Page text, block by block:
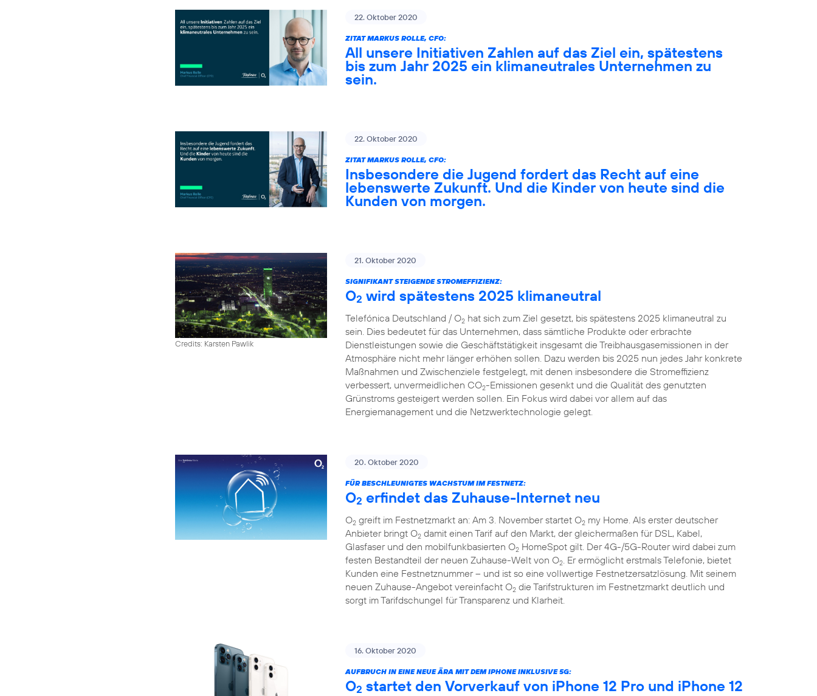
22. Oktober 2020
ZITAT MARKUS ROLLE, CFO:
All unsere Initiativen Zahlen auf das Ziel ein, spätestens
bis zum Jahr 2025 ein klimaneutrales Unternehmen zu
sein.
22. Oktober 2020
ZITAT MARKUS ROLLE, CFO:
Insbesondere die Jugend fordert das Recht auf eine
lebenswerte Zukunft. Und die Kinder von heute sind die
Kunden von morgen.
Credits: Karsten Pawlik
21. Oktober 2020
SIGNIFIKANT STEIGENDE STROMEFFIZIENZ:
O2 wird spätestens 2025 klimaneutral
Telefónica Deutschland / O2 hat sich zum Ziel gesetzt, bis spätestens 2025 klimaneutral zu
sein. Dies bedeutet für das Unternehmen, dass sämtliche Produkte oder erbrachte
Dienstleistungen sowie die Geschäftstätigkeit insgesamt die Treibhausgasemissionen in der
Atmosphäre nicht mehr länger erhöhen sollen. Dazu werden bis 2025 nun jedes Jahr konkrete
Maßnahmen und Zwischenziele festgelegt, mit denen insbesondere die Stromeffizienz
verbessert, unvermeidlichen CO2-Emissionen gesenkt und die Qualität des genutzten
Grünstroms gesteigert werden sollen. Ein Fokus wird dabei vor allem auf das
Energiemanagement und die Netzwerktechnologie gelegt.
20. Oktober 2020
FÜR BESCHLEUNIGTES WACHSTUM IM FESTNETZ:
O2 erfindet das Zuhause-Internet neu
O2 greift im Festnetzmarkt an: Am 3. November startet O2 my Home. Als erster deutscher
Anbieter bringt O2 damit einen Tarif auf den Markt, der gleichermaßen für DSL, Kabel,
Glasfaser und den mobilfunkbasierten O2 HomeSpot gilt. Der 4G-/5G-Router wird dabei zum
festen Bestandteil der neuen Zuhause-Welt von O2 . Er ermöglicht erstmals Telefonie, bietet
Kunden eine Festnetznummer – und ist so eine vollwertige Festnetzersatzlösung. Mit seinem
neuen Zuhause-Angebot vereinfacht O2 die Tarifstrukturen im Festnetzmarkt deutlich und
sorgt im Tarifdschungel für Transparenz und Klarheit.
16. Oktober 2020
AUFBRUCH IN EINE NEUE ÄRA MIT DEM IPHONE INKLUSIVE 5G:
O2 startet den Vorverkauf von iPhone 12 Pro und iPhone 12